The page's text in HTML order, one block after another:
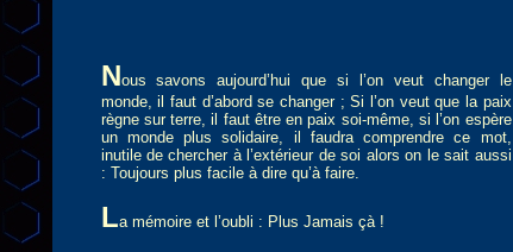
Nous savons aujourd’hui que si l’on veut changer le
monde, il faut d’abord se changer ; Si l’on veut que la paix
règne sur terre, il faut être en paix soi-même, si l’on espère
un monde plus solidaire, il faudra comprendre ce mot,
inutile de chercher à l’extérieur de soi alors on le sait aussi
: Toujours plus facile à dire qu’à faire.
La mémoire et l’oubli : Plus Jamais çà !